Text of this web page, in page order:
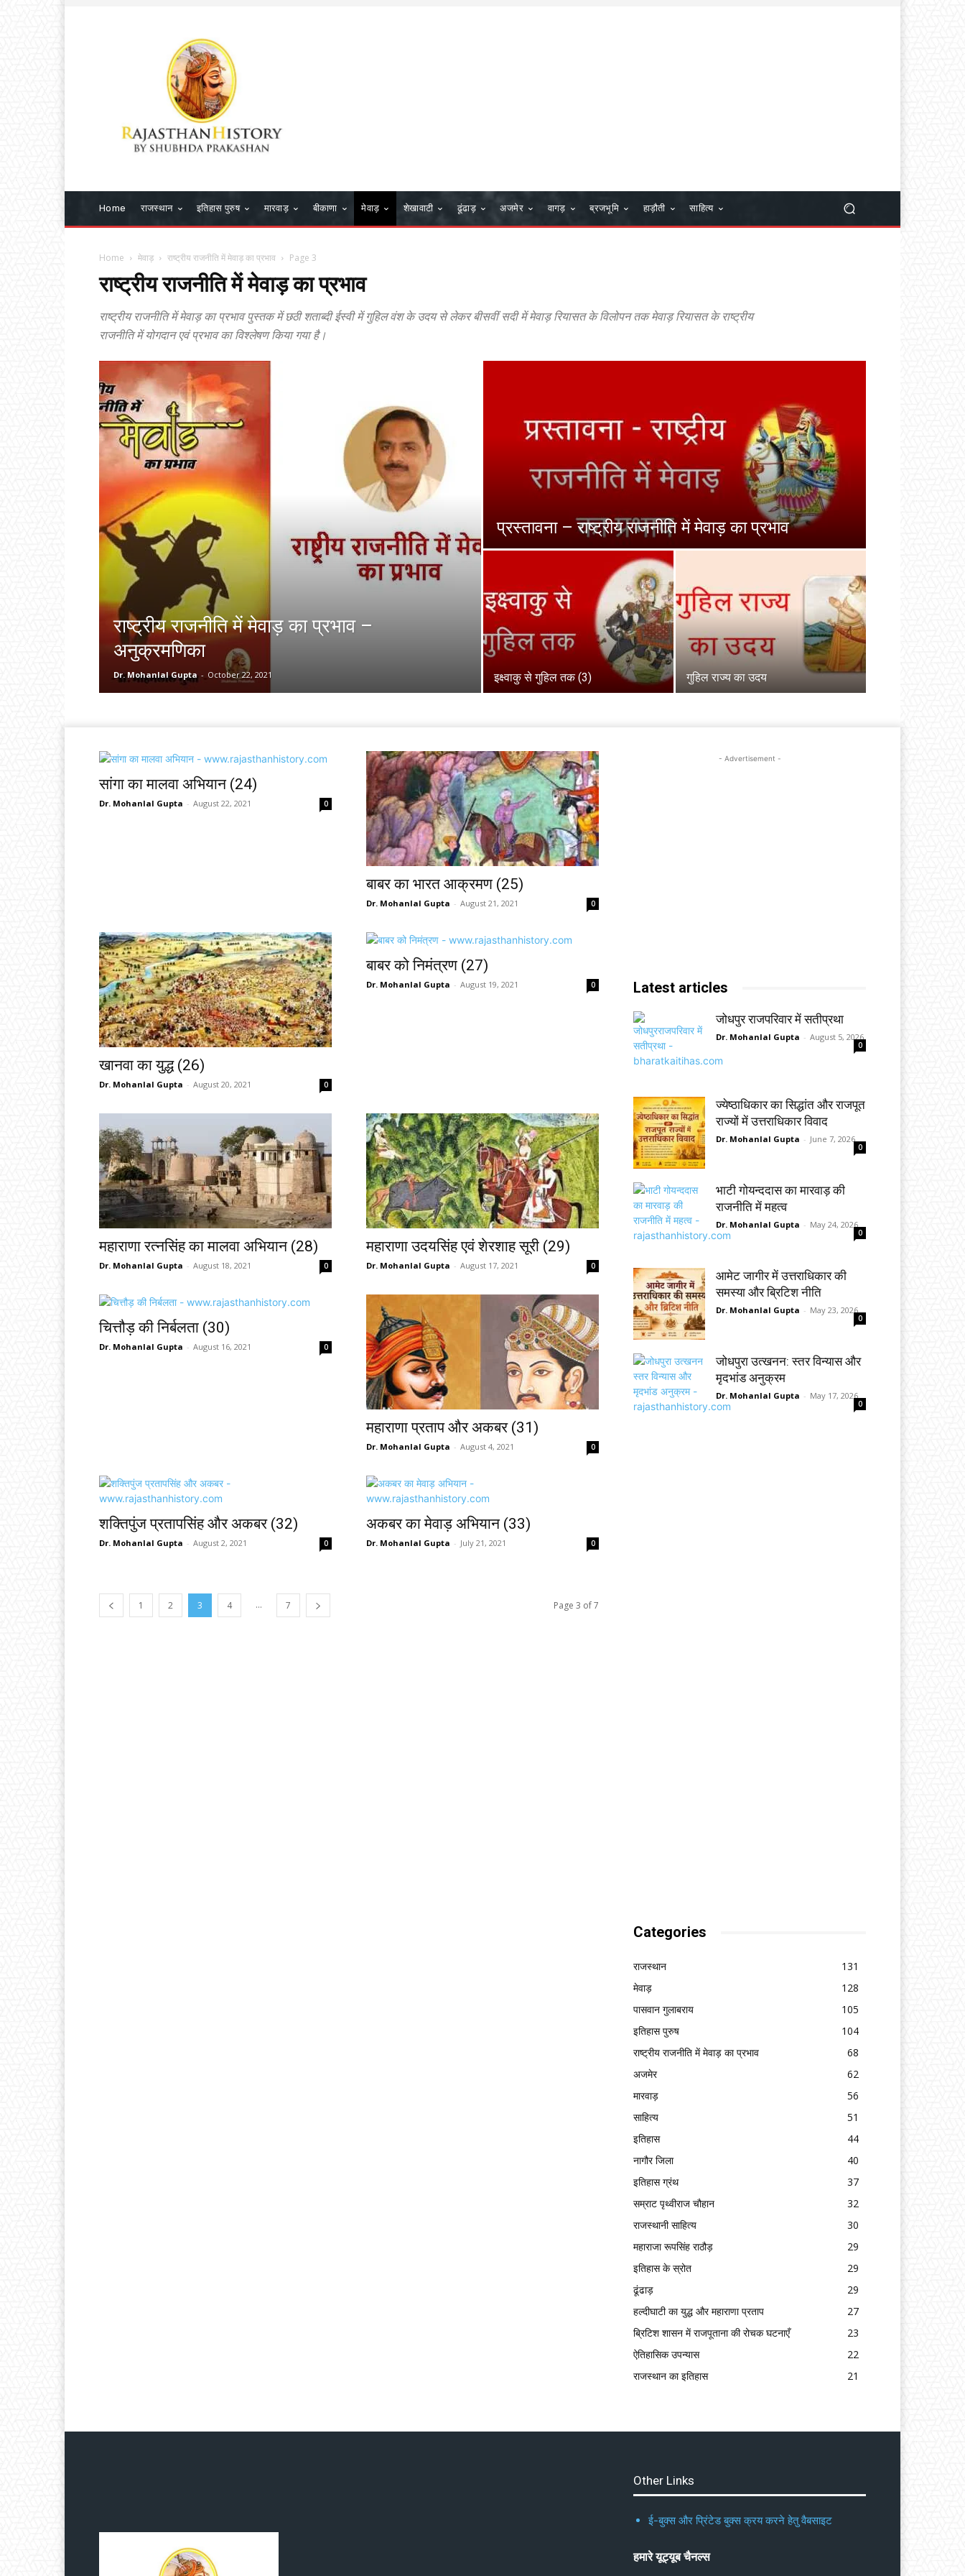
Home राजस्थान इतिहास पुरुष मारवाड़ बीकाणा मेवाड़ शेखावाटी ढूंढाड़ अजमेर वागड़ ब्रजभूमि हाड़ौती साहित्य
Home मेवाड़ राष्ट्रीय राजनीति में मेवाड़ का प्रभाव Page 3
राष्ट्रीय राजनीति में मेवाड़ का प्रभाव
राष्ट्रीय राजनीति में मेवाड़ का प्रभाव पुस्तक में छठी शताब्दी ईस्वी में गुहिल वंश के उदय से लेकर बीसवीं सदी में मेवाड़ रियासत के विलोपन तक मेवाड़ रियासत के राष्ट्रीय
राजनीति में योगदान एवं प्रभाव का विश्लेषण किया गया है।
राष्ट्रीय राजनीति में मेवाड़ का प्रभाव –
अनुक्रमणिका
Dr. Mohanlal Gupta - October 22, 2021
प्रस्तावना – राष्ट्रीय राजनीति में मेवाड़ का प्रभाव
इक्ष्वाकु से गुहिल तक (3) गुहिल राज्य का उदय
सांगा का मालवा अभियान (24)
Dr. Mohanlal Gupta - August 22, 2021 0
बाबर का भारत आक्रमण (25)
Dr. Mohanlal Gupta - August 21, 2021 0
खानवा का युद्ध (26)
Dr. Mohanlal Gupta - August 20, 2021 0
बाबर को निमंत्रण (27)
Dr. Mohanlal Gupta - August 19, 2021 0
महाराणा रत्नसिंह का मालवा अभियान (28)
Dr. Mohanlal Gupta - August 18, 2021 0
महाराणा उदयसिंह एवं शेरशाह सूरी (29)
Dr. Mohanlal Gupta - August 17, 2021 0
चित्तौड़ की निर्बलता (30)
Dr. Mohanlal Gupta - August 16, 2021 0
महाराणा प्रताप और अकबर (31)
Dr. Mohanlal Gupta - August 4, 2021 0
शक्तिपुंज प्रतापसिंह और अकबर (32)
Dr. Mohanlal Gupta - August 2, 2021 0
अकबर का मेवाड़ अभियान (33)
Dr. Mohanlal Gupta - July 21, 2021 0
1 2 3 4 ... 7 Page 3 of 7
- Advertisement -
Latest articles
जोधपुर राजपरिवार में सतीप्रथा
Dr. Mohanlal Gupta - August 5, 2026
0
ज्येष्ठाधिकार का सिद्धांत और राजपूत
राज्यों में उत्तराधिकार विवाद
Dr. Mohanlal Gupta - June 7, 2026
0
भाटी गोयन्ददास का मारवाड़ की
राजनीति में महत्व
Dr. Mohanlal Gupta - May 24, 2026
0
आमेट जागीर में उत्तराधिकार की
समस्या और ब्रिटिश नीति
Dr. Mohanlal Gupta - May 23, 2026
0
जोधपुरा उत्खनन: स्तर विन्यास और
मृदभांड अनुक्रम
Dr. Mohanlal Gupta - May 17, 2026
0
Categories
राजस्थान
131
मेवाड़
128
पासवान गुलाबराय
105
इतिहास पुरुष
104
राष्ट्रीय राजनीति में मेवाड़ का प्रभाव
68
अजमेर
62
मारवाड़
56
साहित्य
51
इतिहास
44
नागौर जिला
40
इतिहास ग्रंथ
37
सम्राट पृथ्वीराज चौहान
32
राजस्थानी साहित्य
30
महाराजा रूपसिंह राठौड़
29
इतिहास के स्रोत
29
ढूंढाड़
29
हल्दीघाटी का युद्ध और महाराणा प्रताप
27
ब्रिटिश शासन में राजपूताना की रोचक घटनाएँ
23
ऐतिहासिक उपन्यास
22
राजस्थान का इतिहास
21
Other Links
ई-बुक्स और प्रिंटेड बुक्स क्रय करने हेतु वैबसाइट
हमारे यूट्यूब चैनल्स